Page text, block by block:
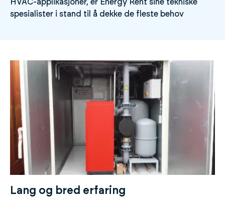
HVAC-applikasjoner, er Energy Rent sine tekniske
spesialister i stand til å dekke de fleste behov
Lang og bred erfaring